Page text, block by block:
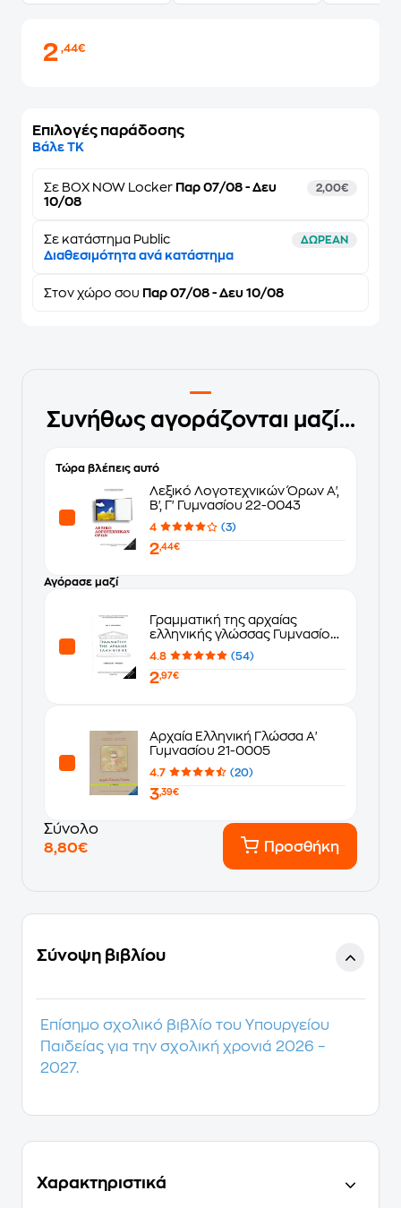
2,44€
Επιλογές παράδοσης
Βάλε ΤΚ
Σε BOX NOW Locker Παρ 07/08 - Δευ
10/08
2,00€
Σε κατάστημα Public ΔΩΡΕΑΝ
Διαθεσιμότητα ανά κατάστημα
Στον χώρο σου Παρ 07/08 - Δευ 10/08
Συνήθως αγοράζονται μαζί...
Τώρα βλέπεις αυτό
Λεξικό Λογοτεχνικών Όρων Α',
Β', Γ' Γυμνασίου 22-0043
4 (3)
2,44€
Αγόρασε μαζί
Γραμματική της αρχαίας
ελληνικής γλώσσας Γυμνασίου
- Λυκείου 22-0012
4.8 (54)
2,97€
Αρχαία Ελληνική Γλώσσα Α'
Γυμνασίου 21-0005
4.7 (20)
3,39€
Σύνολο
8,80€
Προσθήκη
Σύνοψη βιβλίου
Επίσημο σχολικό βιβλίο του Υπουργείου
Παιδείας για την σχολική χρονιά 2026 –
2027.
Χαρακτηριστικά